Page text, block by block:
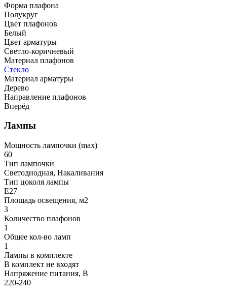
Форма плафона
Полукруг
Цвет плафонов
Белый
Цвет арматуры
Светло-коричневый
Материал плафонов
Стекло
Материал арматуры
Дерево
Направление плафонов
Вперёд
Лампы
Мощность лампочки (max)
60
Тип лампочки
Светодиодная, Накаливания
Тип цоколя лампы
E27
Площадь освещения, м2
3
Количество плафонов
1
Общее кол-во ламп
1
Лампы в комплекте
В комплект не входят
Напряжение питания, В
220-240